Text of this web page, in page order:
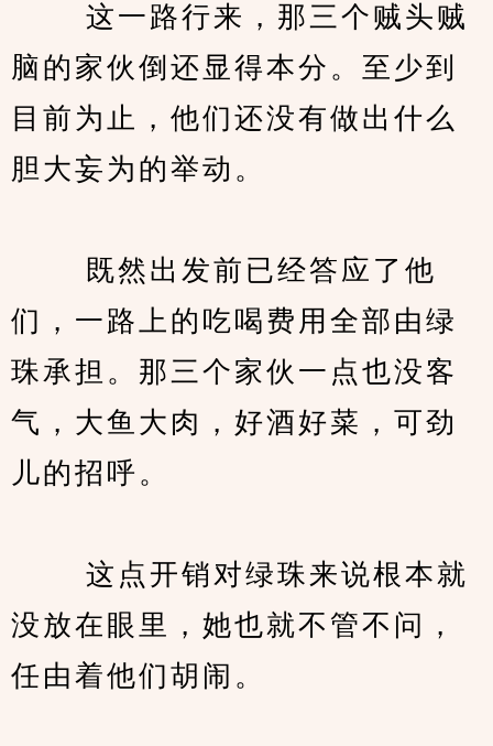
这一路行来，那三个贼头贼
脑的家伙倒还显得本分。至少到
目前为止，他们还没有做出什么
胆大妄为的举动。
既然出发前已经答应了他
们，一路上的吃喝费用全部由绿
珠承担。那三个家伙一点也没客
气，大鱼大肉，好酒好菜，可劲
儿的招呼。
这点开销对绿珠来说根本就
没放在眼里，她也就不管不问，
任由着他们胡闹。